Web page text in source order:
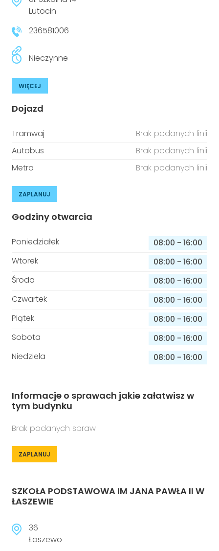
niepełnosprawnościami
Prawo
Prawa osób z niepełnosprawnościami
Aktualności
Urządzenia IoT
Lutocin
236581006
Nieczynne
WIĘCEJ
Dojazd
Tramwaj
Brak podanych linii
Autobus
Brak podanych linii
Metro
Brak podanych linii
ZAPLANUJ
Godziny otwarcia
Poniedziałek 08:00 - 16:00
Wtorek
08:00 - 16:00
Środa
08:00 - 16:00
Czwartek
08:00 - 16:00
Piątek
08:00 - 16:00
Sobota
08:00 - 16:00
Niedziela
08:00 - 16:00
Informacje o sprawach jakie załatwisz w
tym budynku
Brak podanych spraw
ZAPLANUJ
SZKOŁA PODSTAWOWA IM JANA PAWŁA II W
ŁASZEWIE
36
Łaszewo